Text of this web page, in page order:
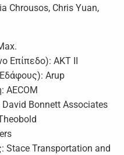
Chrousos, Chris Yuan,
Επίπεδο): AKT II
Arup
AECOM
Bonnett Associates
Stace Transportation and